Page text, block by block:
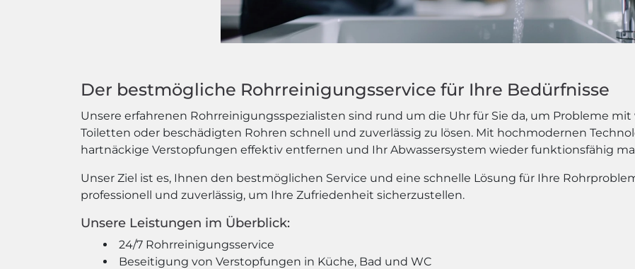
Der bestmögliche Rohrreinigungsservice für Ihre Bedürfnisse
Unsere erfahrenen Rohrreinigungsspezialisten sind rund um die Uhr für Sie da, um Probleme
Toiletten oder beschädigten Rohren schnell und zuverlässig zu lösen. Mit hochmodernen
hartnäckige Verstopfungen effektiv entfernen und Ihr Abwassersystem wieder funktionsfähig
Unser Ziel ist es, Ihnen den bestmöglichen Service und eine schnelle Lösung für Ihre
professionell und zuverlässig, um Ihre Zufriedenheit sicherzustellen.
Unsere Leistungen im Überblick:
24/7 Rohrreinigungsservice
Beseitigung von Verstopfungen in Küche, Bad und WC